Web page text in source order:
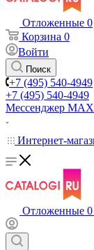
Отложенные 0
Корзина 0
Войти
Поиск
+7 (495) 540-4949
+7 (495) 540-4949
Мессенджер МАХ
Интернет-
Отложенные 0